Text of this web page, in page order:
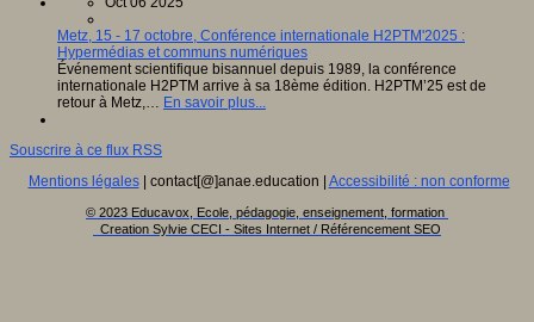
Metz, 15 - 17 octobre, Conférence internationale H2PTM'2025 :
Hypermédias et communs numériques
Événement scientifique bisannuel depuis 1989, la conférence
internationale H2PTM arrive à sa 18ème édition. H2PTM’25 est de
retour à Metz,… En savoir plus...
Souscrire à ce flux RSS
Mentions légales| contact[@]anae.education | Accessibilité : non conforme
© 2023 Educavox, Ecole, pédagogie, enseignement, formation
Creation Sylvie CECI - Sites Internet / Référencement SEO